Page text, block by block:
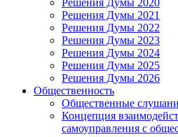
Решения Думы 2021
Решения Думы 2022
Решения Думы 2023
Решения Думы 2024
Решения Думы 2025
Решения Думы 2026
Общественность
Общественные
Концепция
самоуправления с